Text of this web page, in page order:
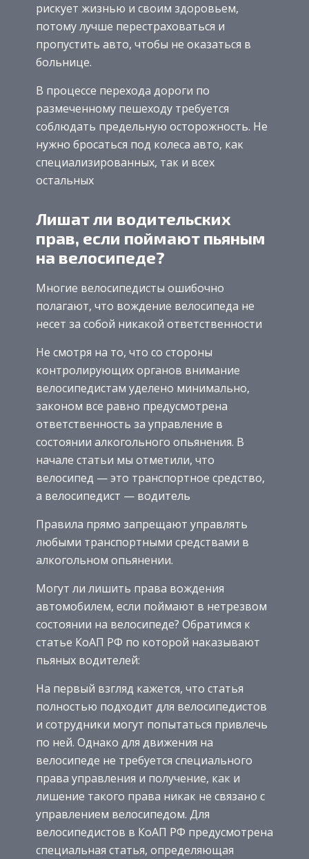
рискует жизнью и своим здоровьем,
потому лучше перестраховаться и
пропустить авто, чтобы не оказаться в
больнице.
В процессе перехода дороги по
размеченному пешеходу требуется
соблюдать предельную осторожность. Не
нужно бросаться под колеса авто, как
специализированных, так и всех
остальных
Лишат ли водительских
прав, если поймают пьяным
на велосипеде?
Многие велосипедисты ошибочно
полагают, что вождение велосипеда не
несет за собой никакой ответственности
Не смотря на то, что со стороны
контролирующих органов внимание
велосипедистам уделено минимально,
законом все равно предусмотрена
ответственность за управление в
состоянии алкогольного опьянения. В
начале статьи мы отметили, что
велосипед — это транспортное средство,
а велосипедист — водитель
Правила прямо запрещают управлять
любыми транспортными средствами в
алкогольном опьянении.
Могут ли лишить права вождения
автомобилем, если поймают в нетрезвом
состоянии на велосипеде? Обратимся к
статье КоАП РФ по которой наказывают
пьяных водителей:
На первый взгляд кажется, что статья
полностью подходит для велосипедистов
и сотрудники могут попытаться привлечь
по ней. Однако для движения на
велосипеде не требуется специального
права управления и получение, как и
лишение такого права никак не связано с
управлением велосипедом. Для
велосипедистов в КоАП РФ предусмотрена
специальная статья, определяющая